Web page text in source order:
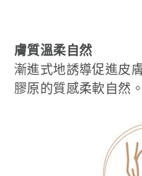
膚質溫柔自然
漸進式地誘導促進皮
膠原的質感柔軟自然。